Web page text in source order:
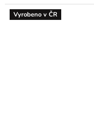
Vyrobeno v ČR